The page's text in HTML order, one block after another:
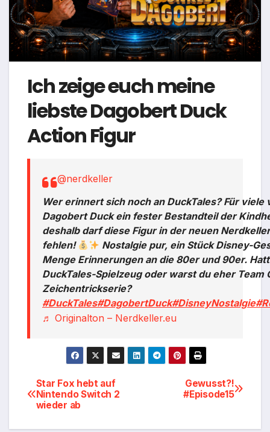
Ich zeige euch meine
liebste Dagobert Duck
Action Figur
@nerdkeller
Wer erinnert sich noch an DuckTales? Für viele
Dagobert Duck ein fester Bestandteil der
deshalb darf diese Figur in der neuen
fehlen!
Nostalgie pur, ein Stück Disney-
Menge Erinnerungen an die 80er und 90er.
DuckTales-Spielzeug oder warst du eher Team
Zeichentrickserie?
#DuckTales#DagobertDuck#DisneyNostalgie
♬ Originalton – Nerdkeller.eu
BeitragsnavigationGewusst?!
#Episode15
Star Fox hebt auf
Nintendo Switch 2
wieder ab